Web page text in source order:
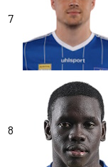
7
8